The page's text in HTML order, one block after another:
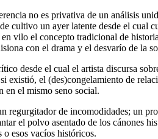
no es privativa de un análisis
cultivo un ayer latente desde el cual
vilo el concepto tradicional de
con el drama y el desvarío de la
desde el cual el artista discursa
el (des)congelamiento de
en el mismo seno social.
regurgitador de incomodidades; un
el polvo asentado de los cánones
o esos vacíos históricos.